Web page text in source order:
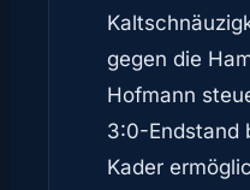
gegen die
Hofmann
3:0-Endstand
Kader